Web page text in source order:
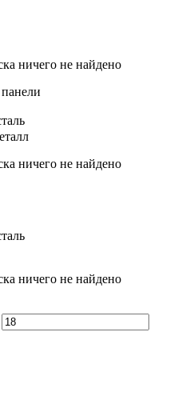
ничего не найдено
ничего не найдено
ничего не найдено